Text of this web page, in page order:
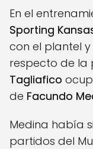
En el
Sporting
con el plantel
respecto de la
Tagliafico
de Facundo
Medina había
partidos del